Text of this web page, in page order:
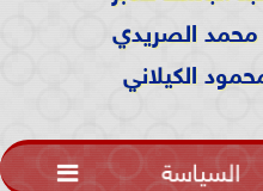
الصريدي
الكيلاني
السياسة 